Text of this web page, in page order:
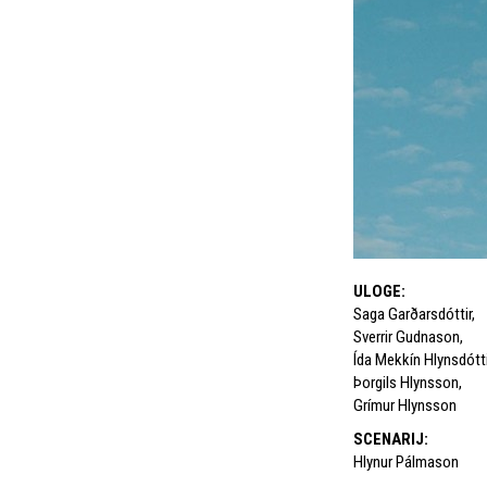
ULOGE:
Saga Garðarsdóttir,
Sverrir Gudnason,
Ída Mekkín
Þorgils Hlynsson,
Grímur Hlynsson
SCENARIJ:
Hlynur Pálmason